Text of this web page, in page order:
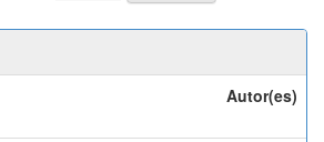
Autor(es)